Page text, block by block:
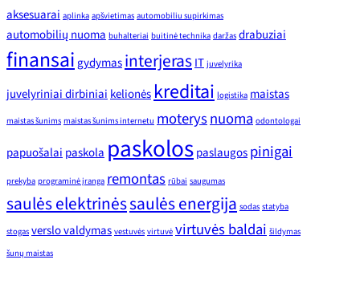
aksesuarai aplinka apšvietimas automobiliu supirkimas
automobilių nuoma buhalteriai buitinė technika daržas drabuziai
finansai gydymasinterjerasIT juvelyrika
juvelyriniai dirbiniai kelionės kreditai logistika maistas
maistas šunims maistas šunims internetu moterysnuoma odontologai
papuošalai paskola paskolospaslaugospinigai
prekyba programinė įranga remontas rūbai saugumas
saulės elektrinėssaulės energija sodas statyba
stogas verslo valdymas vestuvės virtuvė virtuvės baldai šildymas
šunų maistas